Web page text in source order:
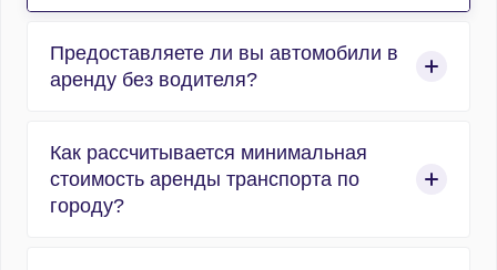
Предоставляете ли вы автомобили в
аренду без водителя?
организованных пассажирских перевозок, и
абсолютно весь автотранспорт
предоставляется с профессиональным
Как рассчитывается минимальная
стоимость аренды транспорта по
городу?